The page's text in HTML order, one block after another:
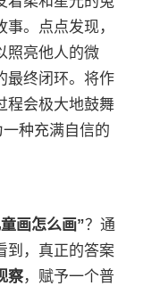
。点点发现，
照亮他人的微
最终闭环。将作
程会极大地鼓舞
种充满自信的
画怎么画”？通
到，真正的答案
察，赋予一个普